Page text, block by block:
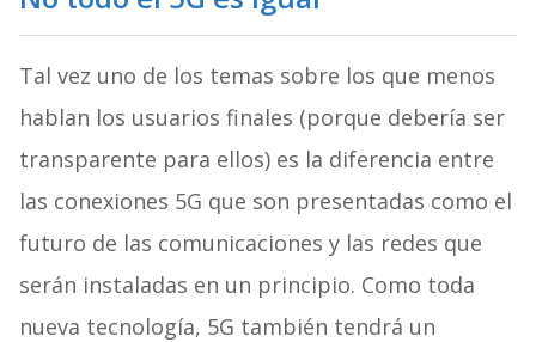
Tal vez uno de los temas sobre los que menos
hablan los usuarios finales (porque debería ser
transparente para ellos) es la diferencia entre
las conexiones 5G que son presentadas como el
futuro de las comunicaciones y las redes que
serán instaladas en un principio. Como toda
nueva tecnología, 5G también tendrá un